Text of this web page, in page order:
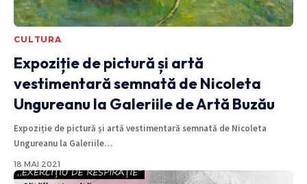
CULTURA
Expoziție de pictură și artă
vestimentară semnată de Nicoleta
Ungureanu la Galeriile de Artă Buzău
Expoziție de pictură și artă vestimentară semnată de Nicoleta
Ungureanu la Galeriile…
18 MAI 2021